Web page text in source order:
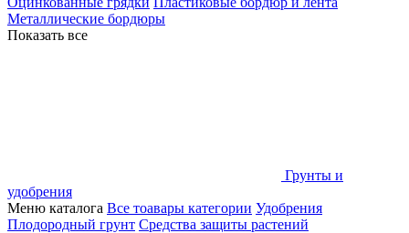
Металлические бордюры
Показать все
Грунты и
удобрения
Меню каталога Все тоавары категории Удобрения
Плодородный грунт Средства защиты растений